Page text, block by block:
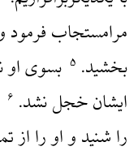
مرامستجاب فرمود
بخشید. ۵ بسوی او
ایشان خجل نشد. ۶
را شنید و او را